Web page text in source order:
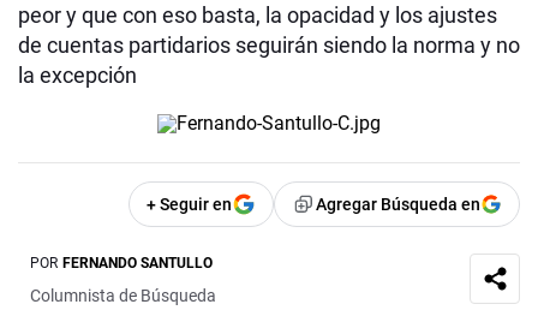
peor y que con eso basta, la opacidad y los ajustes
de cuentas partidarios seguirán siendo la norma y no
la excepción
+ Seguir en Agregar Búsqueda en
POR FERNANDO SANTULLO
Columnista de Búsqueda